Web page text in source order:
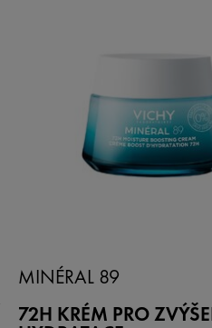
MINÉRAL 89
72H KRÉM PRO